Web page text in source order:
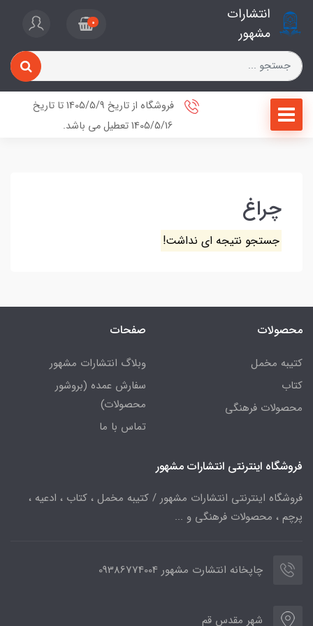
انتشارات
مشهور
0
فروشگاه از تاریخ 1405/5/9 تا تاریخ
1405/5/16 تعطیل می باشد.
چراغ
جستجو نتیجه ای نداشت!
محصولات
کتیبه مخمل
کتاب
محصولات فرهنگی
صفحات
وبلاگ انتشارات مشهور
سفارش عمده (بروشور
محصولات)
تماس با ما
فروشگاه اینترنتی انتشارات مشهور
فروشگاه اینترنتی انتشارات مشهور / کتیبه مخمل ، کتاب ، ادعیه ،
پرچم ، محصولات فرهنگی و ...
چاپخانه انتشارت مشهور 09386774004
شهر مقدس قم